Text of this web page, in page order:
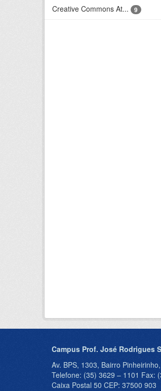
Creative Commons At...
9
Campus Prof. José Rodrigues
Av. BPS, 1303, Bairro
Telefone: (35) 3629 – 1101 Fax:
Caixa Postal 50 CEP: 37500 903